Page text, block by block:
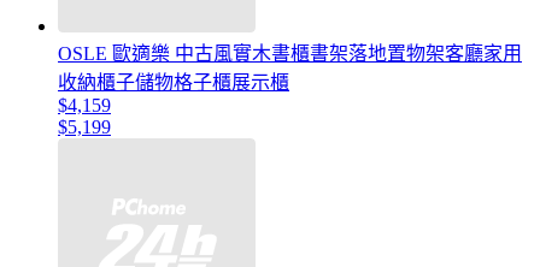
OSLE 歐適樂 中古風實木書櫃書架落地置物架客廳家用
收納櫃子儲物格子櫃展示櫃
$4,159
$5,199